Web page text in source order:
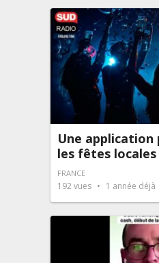
Une application
les fêtes locales
FRANCE
192vues 1 année déjà